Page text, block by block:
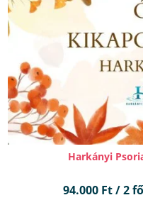
Harkányi
94.000 Ft / 2